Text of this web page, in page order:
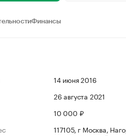
Финансы
14 июня 2016
26 августа 2021
10 000 ₽
117105, г Москва,